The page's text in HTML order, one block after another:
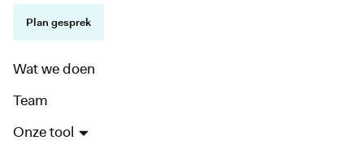
Wat we doen
Team
Onze tool
Plan gesprek